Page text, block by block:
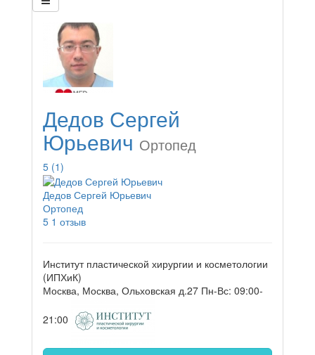
Дедов Сергей
Юрьевич Ортопед
5 (1)
Дедов Сергей Юрьевич
Ортопед
5 1 отзыв
Институт пластической хирургии и косметологии
(ИПХиК)
Москва, Москва, Ольховская д.27 Пн-Вс: 09:00-
21:00